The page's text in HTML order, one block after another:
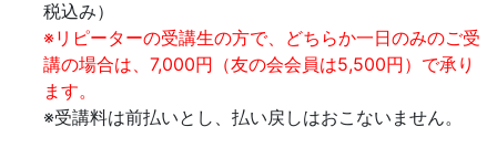
税込み）
※リピーターの受講生の方で、どちらか一日のみのご受
講の場合は、7,000円（友の会会員は5,500円）で承り
ます。
※受講料は前払いとし、払い戻しはおこないません。